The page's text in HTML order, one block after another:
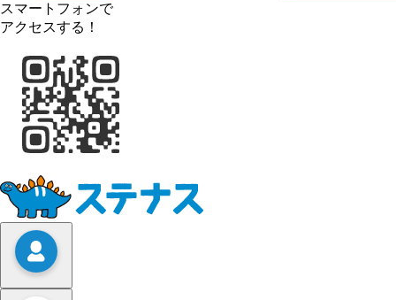
スマートフォンで
アクセスする！
Leaflet